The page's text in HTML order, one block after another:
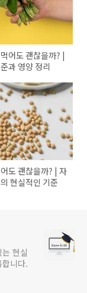
어도 괜찮을까? |
과 영양 정리
도 괜찮을까? | 자
현실적인 기준
현실
니다.